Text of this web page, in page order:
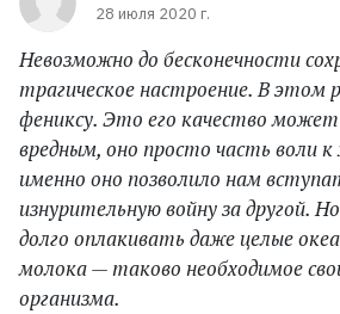
28 июля 2020 г.
Невозможно до бесконечности
трагическое настроение. В этом
фениксу. Это его качество
вредным, оно просто часть воли
именно оно позволило нам
изнурительную войну за другой.
долго оплакивать даже целые
молока — таково необходимое
организма.